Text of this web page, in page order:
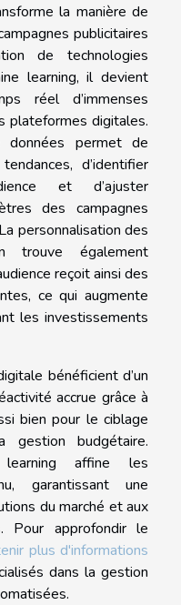
la manière de
publicitaires
de technologies
learning, il devient
réel d’immenses
plateformes digitales.
données permet de
d’identifier
et d’ajuster
des campagnes
personnalisation des
trouve également
reçoit ainsi des
ce qui augmente
les investissements
bénéficient d’un
accrue grâce à
bien pour le ciblage
budgétaire.
learning affine les
garantissant une
du marché et aux
Pour approfondir le
plus d'informations
dans la gestion